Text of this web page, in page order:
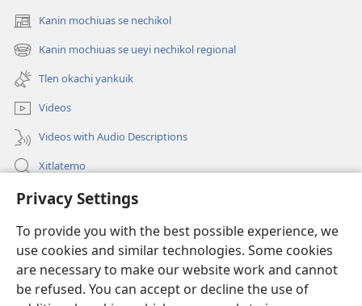
Privacy Settings
To provide you with the best possible experience, we
use cookies and similar technologies. Some cookies
are necessary to make our website work and cannot
be refused. You can accept or decline the use of
Kanin mochiuas se nechikol
(xiktlapo
okse
ventana)
Kanin mochiuas se ueyi nechikol regional
(xiktlapo
okse
ventana)
Tlen okachi yankuik
Videos
Videos with Audio Descriptions
Xitlatemo
Tlapaleuilistli
Donaciones
(xiktlapo
okse
ventana)AMATLAJKUILOLMEJ ITECH INTERNET Watchtower™
(xiktlapo
okse